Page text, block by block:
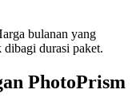
bulanan yang
durasi paket.
PhotoPrism